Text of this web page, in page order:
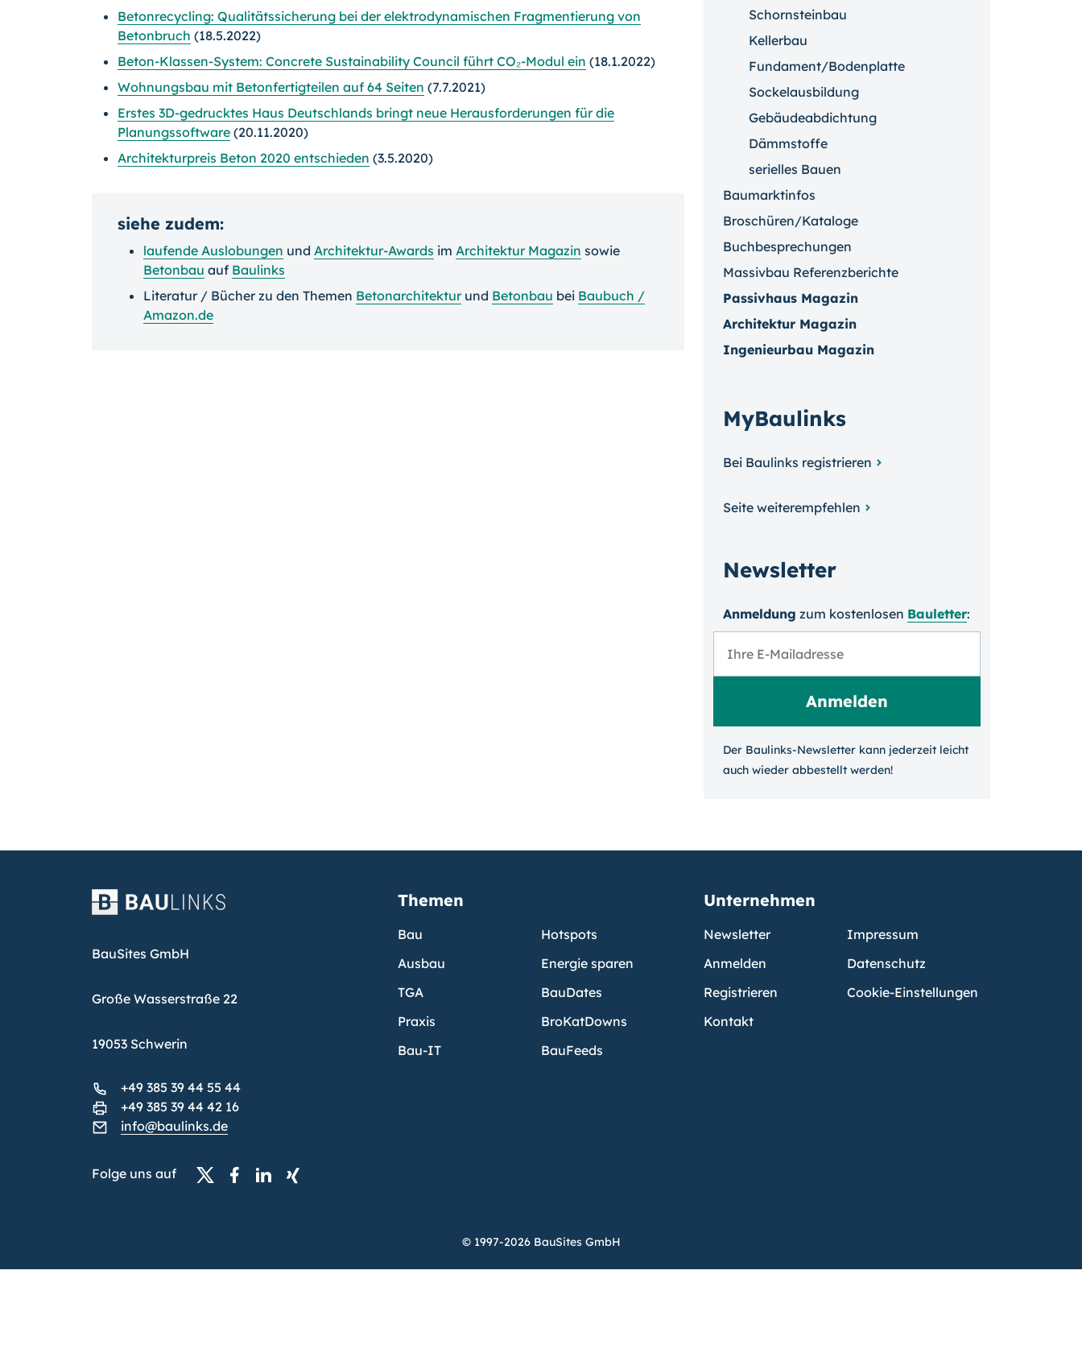
Betonrecycling: Qualitätssicherung bei der elektrodynamischen Fragmentierung von
Betonbruch (18.5.2022)
Beton-Klassen-System: Concrete Sustainability Council führt CO₂-Modul ein (18.1.2022)
Wohnungsbau mit Betonfertigteilen auf 64 Seiten (7.7.2021)
Erstes 3D-gedrucktes Haus Deutschlands bringt neue Herausforderungen für die
Planungssoftware (20.11.2020)
Architekturpreis Beton 2020 entschieden (3.5.2020)
siehe zudem:
laufende Auslobungen und Architektur-Awards im Architektur Magazin sowie
Betonbau auf Baulinks
Literatur / Bücher zu den Themen Betonarchitekturund Betonbau bei Baubuch /
Amazon.de
Schornsteinbau
Kellerbau
Fundament/Bodenplatte
Sockelausbildung
Gebäudeabdichtung
Dämmstoffe
serielles Bauen
Baumarktinfos
Broschüren/Kataloge
Buchbesprechungen
Massivbau Referenzberichte
Passivhaus Magazin
Architektur Magazin
Ingenieurbau Magazin
MyBaulinks
Bei Baulinks registrieren
Seite weiterempfehlen
Newsletter
Anmeldung zum kosten­losen Bauletter:
Der Baulinks-Newsletter kann jeder­zeit leicht
auch wieder ab­bestellt werden!
BauSites GmbH
Große Wasserstraße 22
19053 Schwerin
+49 385 39 44 55 44
+49 385 39 44 42 16
info@baulinks.de
Folge uns auf
Themen
Bau
Ausbau
TGA
Praxis
Bau-IT
Hotspots
Energie sparen
BauDates
BroKatDowns
BauFeeds
Unternehmen
Newsletter
Anmelden
Registrieren
Kontakt
Impressum
Datenschutz
Cookie-Einstellungen
© 1997-2026 BauSites GmbH